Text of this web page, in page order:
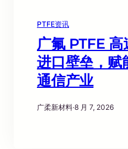
PTFE资讯
广氟 PTFE
进口壁垒，赋
通信产业
广柔新材料·8 月 7, 2026